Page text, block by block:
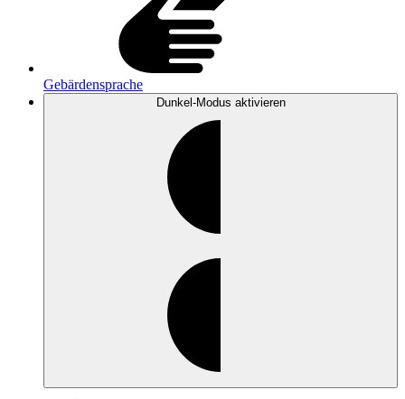
Gebärdensprache
Dunkel-Modus aktivieren